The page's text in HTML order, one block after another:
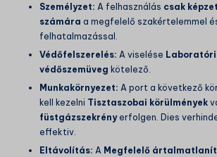
Személyzet: A felhasználás csak
számára a megfelelő szakértelemmel
felhatalmazással.
Védőfelszerelés: A viselése
védőszemüveg kötelező.
Munkakörnyezet: A port a következő
kell kezelni Tisztaszobai körülmények
füstgázszekrényerfolgen. Dies
effektiv.
Eltávolítás: A Megfelelő